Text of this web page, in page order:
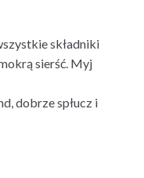
składniki
sierść. Myj
dobrze spłucz i